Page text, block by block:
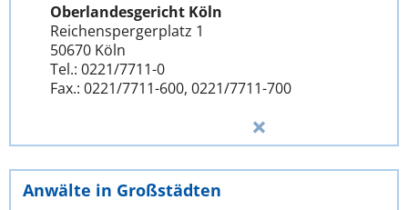
Oberlandesgericht Köln
Reichenspergerplatz 1
50670 Köln
Tel.: 0221/7711-0
Fax.: 0221/7711-600, 0221/7711-700
Anwälte in Großstädten